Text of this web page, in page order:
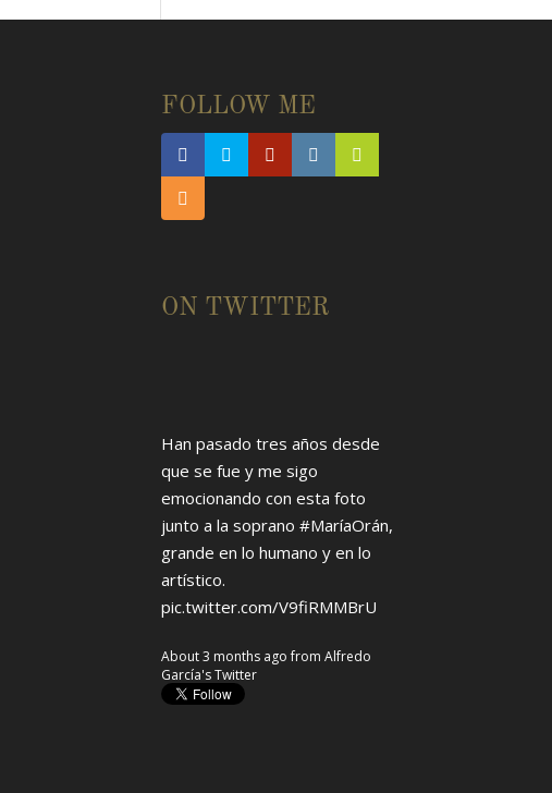
FOLLOW ME
ON TWITTER
grande en lo humano y en lo
artístico.
pic.twitter.com/V9fiRMMBrU
About 3 months agofromAlfredo
García's Twitter